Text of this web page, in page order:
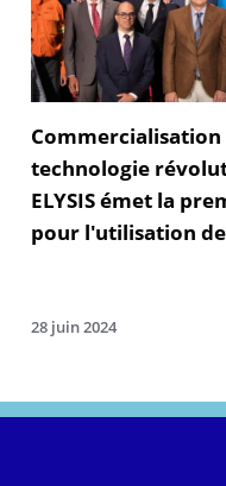
Commercialisation
technologie
ELYSIS émet la
pour l'utilisation de
28 juin 2024